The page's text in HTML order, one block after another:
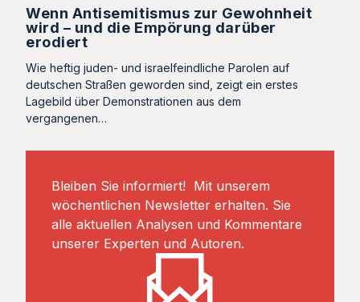
Wenn Antisemitismus zur Gewohnheit
wird – und die Empörung darüber
erodiert
Wie heftig juden- und israelfeindliche Parolen auf
deutschen Straßen geworden sind, zeigt ein erstes
Lagebild über Demonstrationen aus dem
vergangenen…
Bleiben Sie informiert! Mit unserem
wöchentlichen Newsletter erhalten. Sie
alle aktuellen Analysen und Kommentare
unserer Experten und Autoren.